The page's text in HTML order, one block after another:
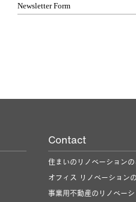
Newsletter Form
Contact
住まいのリノベーションの
オフィス リノベーション
事業用不動産のリノベー